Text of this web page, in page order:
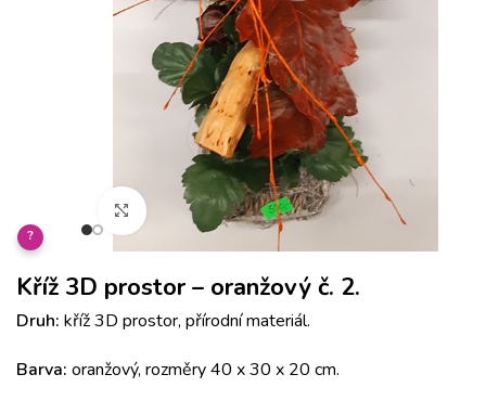
Klikněte pro zvětšení
?
Kříž 3D prostor – oranžový č. 2.
Druh: kříž 3D prostor, přírodní materiál.
Barva: oranžový, rozměry 40 x 30 x 20 cm.